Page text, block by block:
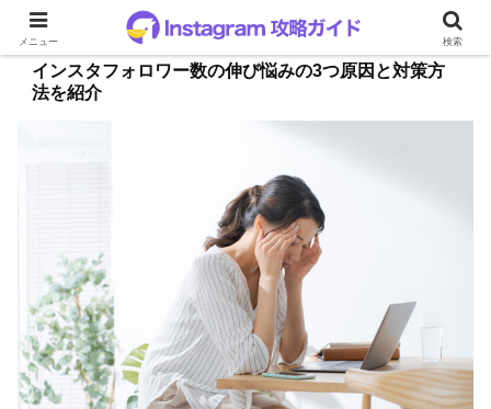
インスタフォロワー数の伸び悩みの3つ原因と対策方
法を紹介
メニュー 検索